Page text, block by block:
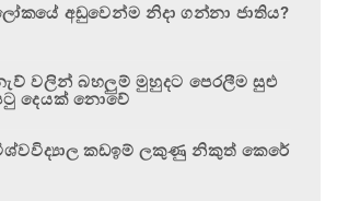
අඩුවෙන්ම නිදා ගන්නා ජාතිය?
වලින් බහලුම් මුහුදට පෙරලීම සුළු
දෙයක් නොවේ
කඩඉම් ලකුණු නිකුත් කෙරේ